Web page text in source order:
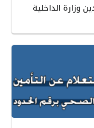
وزارة الداخلية